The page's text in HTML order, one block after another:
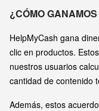
¿CÓMO
HelpMyCash gana
clic en productos.
nuestros usuarios
cantidad de contenido
Además, estos